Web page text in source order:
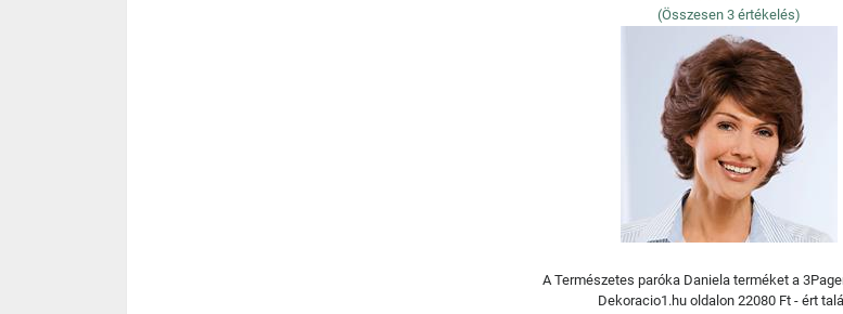
(Összesen 3 értékelés)
A Természetes paróka Daniela terméket a
Dekoracio1.hu oldalon 22080 Ft - ért